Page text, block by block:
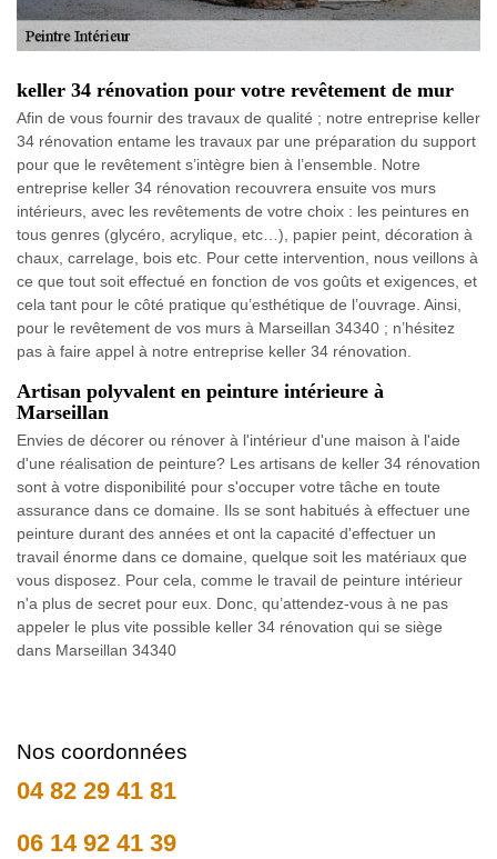
keller 34 rénovation pour votre revêtement de mur
Afin de vous fournir des travaux de qualité ; notre entreprise keller
34 rénovation entame les travaux par une préparation du support
pour que le revêtement s’intègre bien à l’ensemble. Notre
entreprise keller 34 rénovation recouvrera ensuite vos murs
intérieurs, avec les revêtements de votre choix : les peintures en
tous genres (glycéro, acrylique, etc…), papier peint, décoration à
chaux, carrelage, bois etc. Pour cette intervention, nous veillons à
ce que tout soit effectué en fonction de vos goûts et exigences, et
cela tant pour le côté pratique qu’esthétique de l’ouvrage. Ainsi,
pour le revêtement de vos murs à Marseillan 34340 ; n’hésitez
pas à faire appel à notre entreprise keller 34 rénovation.
Artisan polyvalent en peinture intérieure à
Marseillan
Envies de décorer ou rénover à l'intérieur d'une maison à l'aide
d'une réalisation de peinture? Les artisans de keller 34 rénovation
sont à votre disponibilité pour s'occuper votre tâche en toute
assurance dans ce domaine. Ils se sont habitués à effectuer une
peinture durant des années et ont la capacité d'effectuer un
travail énorme dans ce domaine, quelque soit les matériaux que
vous disposez. Pour cela, comme le travail de peinture intérieur
n'a plus de secret pour eux. Donc, qu’attendez-vous à ne pas
appeler le plus vite possible keller 34 rénovation qui se siège
dans Marseillan 34340
Nos coordonnées
04 82 29 41 81
06 14 92 41 39